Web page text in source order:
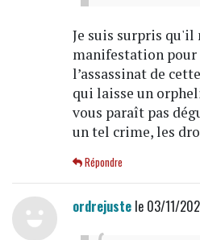
Je suis surpris qu'il
manifestation
l’assassinat de
qui laisse un
vous paraît pas
un tel crime, les
Répondre
ordrejustele 03/11/